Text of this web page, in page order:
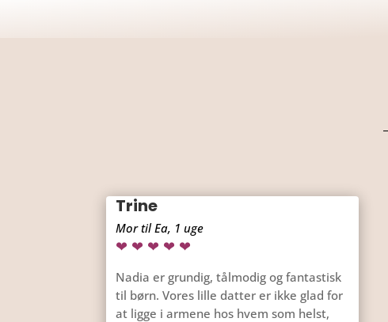
Trine
Mor til Ea, 1 uge
❤ ❤ ❤ ❤ ❤
Nadia er grundig, tålmodig og fantastisk
til børn. Vores lille datter er ikke glad for
at ligge i armene hos hvem som helst,